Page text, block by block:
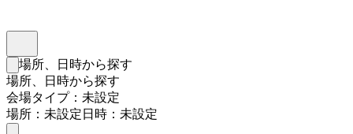
検索フォームを閉じる
場所、日時から探す
場所、日時から探す
会場タイプ：未設定
場所：未設定日時：未設定